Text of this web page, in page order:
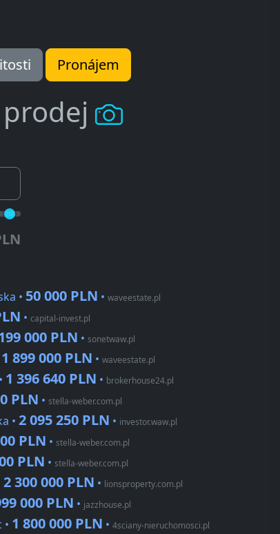
Pronájem
• 50 000 PLN • waveestate.pl
• capital-invest.pl
000 PLN • sonetwaw.pl
1 899 000 PLN • waveestate.pl
1 396 640 PLN • brokerhouse24.pl
PLN • stella-weber.com.pl
• 2 095 250 PLN • investor.waw.pl
PLN • stella-weber.com.pl
PLN • stella-weber.com.pl
2 300 000 PLN • lionsproperty.com.pl
000 PLN • jazzhouse.pl
1 800 000 PLN • 4sciany-nieruchomosci.pl